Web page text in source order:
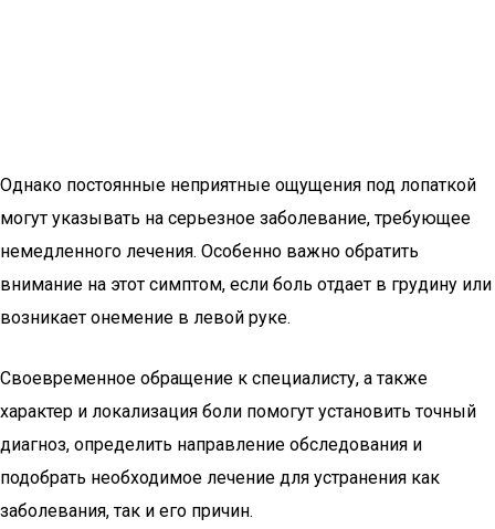
Однако постоянные неприятные ощущения под лопаткой
могут указывать на серьезное заболевание, требующее
немедленного лечения. Особенно важно обратить
внимание на этот симптом, если боль отдает в грудину или
возникает онемение в левой руке.
Своевременное обращение к специалисту, а также
характер и локализация боли помогут установить точный
диагноз, определить направление обследования и
подобрать необходимое лечение для устранения как
заболевания, так и его причин.